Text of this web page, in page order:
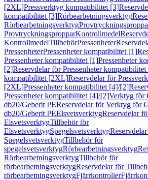
[2XL]Pressverktyg kompatibilitet [3]
kompatibilitet [3]Rörbearbetningsverktyg
Rörbearbetningsverktyg
ProvtryckningspropparKontrollmedel
KontrollmedelTillbehörPressenheter
PressenheterPressenheter kompatibilitet [1]
Pressenheter kompatibilitet [1]Pressenheter
[2]Reservdelar för Pressenheter
kompatibilitet [2XL]Reservdelar för
[2XL]Pressenheter kompatibilitet [4]/[2]
Pressenheter kompatibilitet [4]/[2]Verktyg för
db20/Geberit PEReservdelar för Verktyg för
db20/Geberit PEElsvetsverktygReservdelar
ElsvetsverktygTillbehör för
ElsvetsverktygSpegelsvetsverktyg
SpegelsvetsverktygTillbehör för
spegelsvetsverktygRörbearbetningsverktyg
RörbearbetningsverktygTillbehör för
rörbearbetningsverktygReservdelar för
rörbearbetningsverktygFjärrkontroller